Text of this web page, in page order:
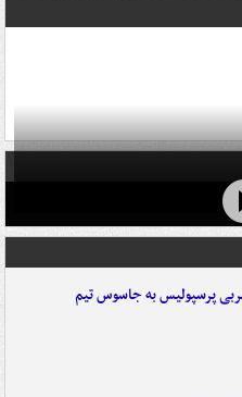
پرسپولیس به جاسوس تیم